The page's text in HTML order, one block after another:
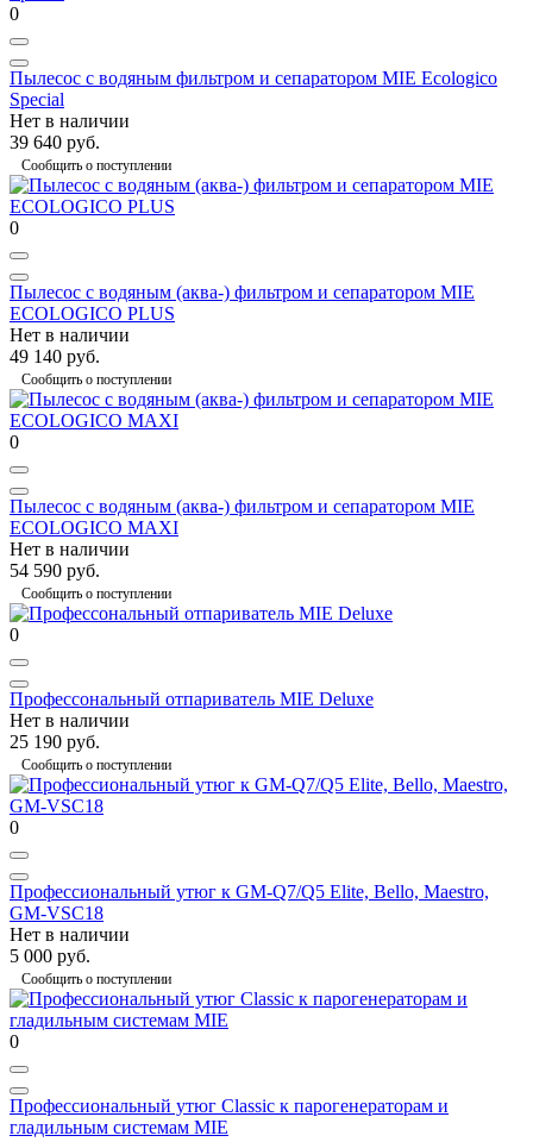
0
Пылесос с водяным фильтром и сепаратором MIE Ecologico
Special
Нет в наличии
39 640 руб.
Сообщить о поступлении
0
Пылесос с водяным (аква-) фильтром и сепаратором MIE
ECOLOGICO PLUS
Нет в наличии
49 140 руб.
Сообщить о поступлении
0
Пылесос с водяным (аква-) фильтром и сепаратором MIE
ECOLOGICO MAXI
Нет в наличии
54 590 руб.
Сообщить о поступлении
0
Профессональный отпариватель MIE Deluxe
Нет в наличии
25 190 руб.
Сообщить о поступлении
0
Профессиональный утюг к GM-Q7/Q5 Elite, Bello, Maestro,
GM-VSC18
Нет в наличии
5 000 руб.
Сообщить о поступлении
0
Профессиональный утюг Classic к парогенераторам и
гладильным системам MIE